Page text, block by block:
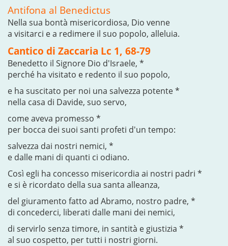
Antifona al Benedictus
Nella sua bontà misericordiosa, Dio venne
a visitarci e a redimere il suo popolo, alleluia.
Cantico di Zaccaria Lc 1, 68-79
Benedetto il Signore Dio d'Israele, *
perché ha visitato e redento il suo popolo,
e ha suscitato per noi una salvezza potente *
nella casa di Davide, suo servo,
come aveva promesso *
per bocca dei suoi santi profeti d'un tempo:
salvezza dai nostri nemici, *
e dalle mani di quanti ci odiano.
Così egli ha concesso misericordia ai nostri padri *
e si è ricordato della sua santa alleanza,
del giuramento fatto ad Abramo, nostro padre, *
di concederci, liberati dalle mani dei nemici,
di servirlo senza timore, in santità e giustizia *
al suo cospetto, per tutti i nostri giorni.